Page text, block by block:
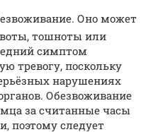
Оно может
тошноты или
симптом
тревогу, поскольку
нарушениях
Обезвоживание
за считанные часы
поэтому следует